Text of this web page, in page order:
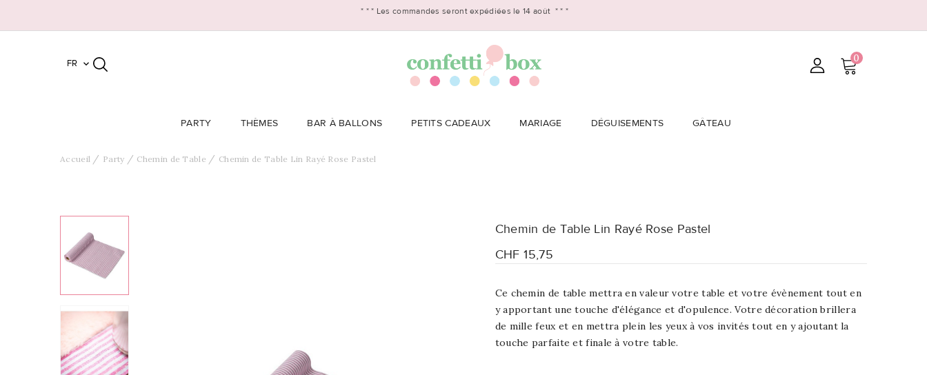
* * * Les commandes seront expédiées le 14 août * * *
FR  0
PARTY THÈMES BAR À BALLONS PETITS CADEAUX MARIAGE DÉGUISEMENTS GÂTEAU
Accueil Party Chemin de Table Chemin de Table Lin Rayé Rose Pastel
Chemin de Table Lin Rayé Rose Pastel
CHF 15,75
Ce chemin de tablemettra en valeur votre table et votre évènement tout en
y apportant une touche d'élégance et d'opulence. Votre décoration brillera
de mille feux et en mettra plein les yeux à vos invités tout en y ajoutant la
touche parfaite et finale à votre table.